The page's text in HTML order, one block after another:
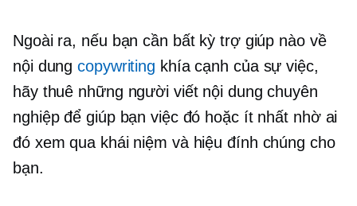
Ngoài ra, nếu bạn cần bất kỳ trợ giúp nào về
nội dungcopywriting khía cạnh của sự việc,
hãy thuê những người viết nội dung chuyên
nghiệp để giúp bạn việc đó hoặc ít nhất nhờ ai
đó xem qua khái niệm và hiệu đính chúng cho
bạn.